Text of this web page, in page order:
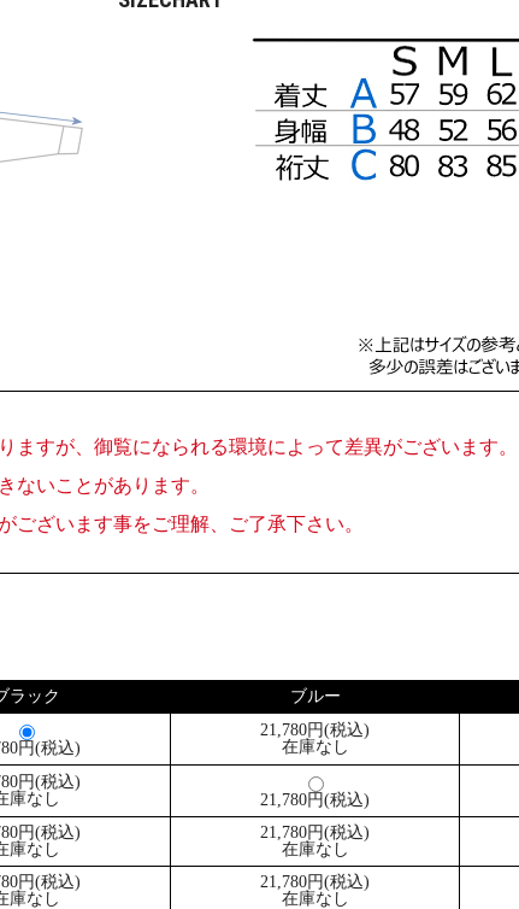
すが、御覧になられる環境によって差異がございます。
ないことがあります。
ございます事をご理解、ご了承下さい。
ラック ブルー
円(税込)
21,780円(税込)
在庫なし
円(税込)
庫なし
21,780円(税込)
円(税込)
庫なし
21,780円(税込)
在庫なし
円(税込)
庫なし
21,780円(税込)
在庫なし